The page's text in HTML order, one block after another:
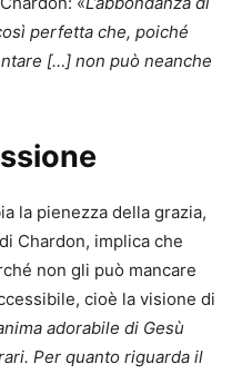
perfetta che, poiché
[…] non può neanche
la pienezza della grazia,
Chardon, implica che
non gli può mancare
cioè la visione di
adorabile di Gesù
Per quanto riguarda il